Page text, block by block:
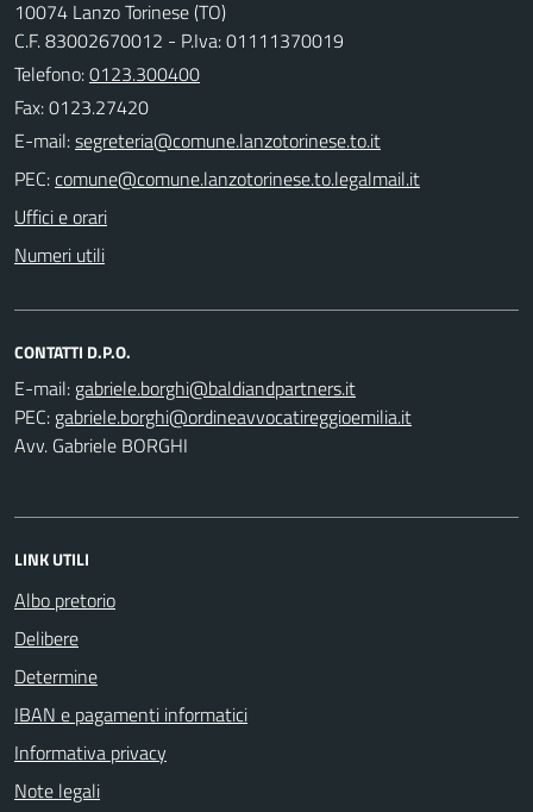
10074 Lanzo Torinese (TO)
C.F. 83002670012 - P.Iva: 01111370019
Telefono:0123.300400
Fax: 0123.27420
E-mail:
PEC:
Uffici e orari
Numeri utili
CONTATTI D.P.O.
E-mail:
PEC:
Avv. Gabriele BORGHI
LINK UTILI
Albo pretorio
Delibere
Determine
IBAN e pagamenti informatici
Informativa privacy
Note legali